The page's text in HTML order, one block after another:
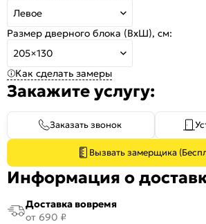
Левое
Размер дверного блока (ВхШ), см:
205×130
Как сделать замеры
Закажите услугу:
Заказать звонок
Вызвать замерщика
Информация о
Доставка вовремя
от 690 ₽